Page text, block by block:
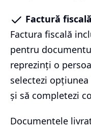
Factură fiscală
Factura fiscală
pentru
reprezinți o
selectezi
și să completezi
Documentele